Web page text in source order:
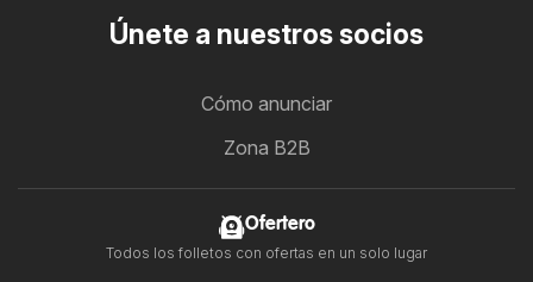
Únete a nuestros socios
Cómo anunciar
Zona B2B
Ofertero
Todos los folletos con ofertas en un solo lugar